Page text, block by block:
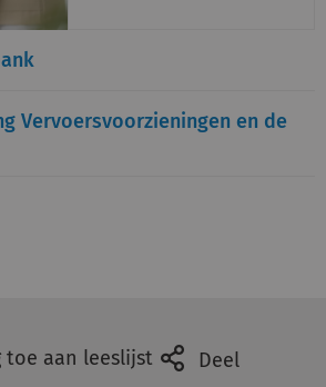
Vervoersvoorzieningen en de
toe aan leeslijst Deel